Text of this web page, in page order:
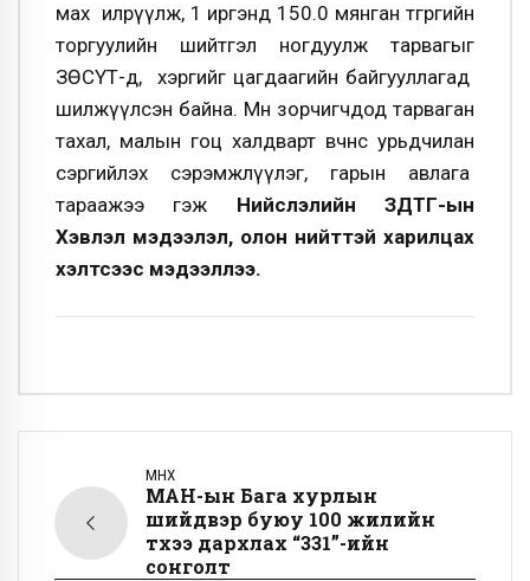
мах илрүүлж, 1 иргэнд 150.0 мянган төгрөгийн
торгуулийн шийтгэл ногдуулж тарвагыг
ЗӨСҮТ-д, хэргийг цагдаагийн байгууллагад
шилжүүлсэн байна. Мөн зорчигчдод тарваган
тахал, малын гоц халдварт өвчнөөс урьдчилан
сэргийлэх сэрэмжлүүлэг, гарын авлага
тараажээ гэж Нийслэлийн ЗДТГ-ын
Хэвлэл мэдээлэл, олон нийттэй харилцах
хэлтсээс мэдээллээ.
ӨМНӨХ
МАН-ын Бага хурлын
шийдвэр буюу 100 жилийн
түүхээ дархлах “331”-ийн
сонголт